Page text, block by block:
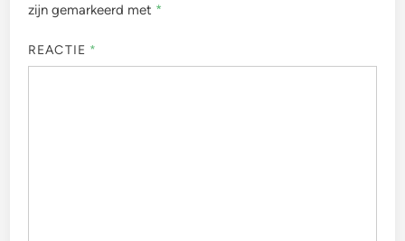
zijn gemarkeerd met *
REACTIE *